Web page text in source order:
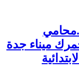
ميناء جدة